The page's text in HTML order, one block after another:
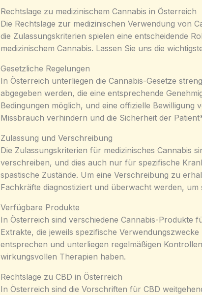
Rechtslage zu medizinischem Cannabis in Österreich
Die Rechtslage zur medizinischen Verwendung von
die Zulassungskriterien spielen eine entscheidende
medizinischem Cannabis. Lassen Sie uns die
Gesetzliche Regelungen
In Österreich unterliegen die Cannabis-Gesetze
abgegeben werden, die eine entsprechende
Bedingungen möglich, und eine offizielle
Missbrauch verhindern und die Sicherheit der
Zulassung und Verschreibung
Die Zulassungskriterien für medizinisches Cannabis
verschreiben, und dies auch nur für spezifische
spastische Zustände. Um eine Verschreibung zu
Fachkräfte diagnostiziert und überwacht werden,
Verfügbare Produkte
In Österreich sind verschiedene Cannabis-Produkte
Extrakte, die jeweils spezifische
entsprechen und unterliegen regelmäßigen
wirkungsvollen Therapien haben.
Rechtslage zu CBD in Österreich
In Österreich sind die Vorschriften für CBD